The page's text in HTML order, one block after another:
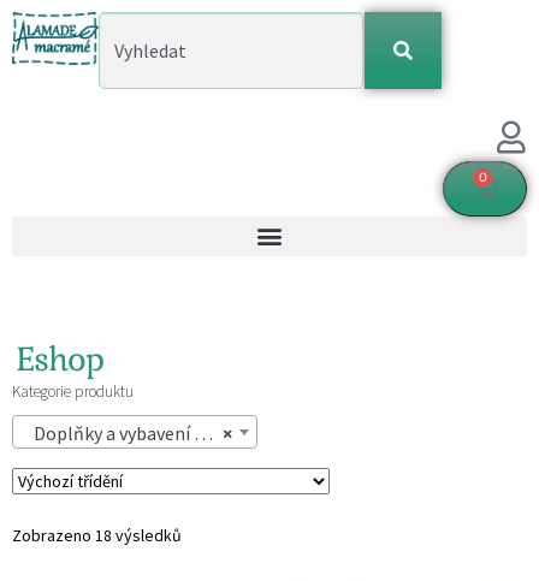
0
Eshop
Kategorie produktu
×
Doplňky a vybavení pro miminko (18)
Zobrazeno 18 výsledků